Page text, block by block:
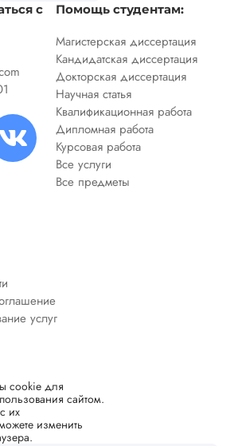
с
Помощь студентам:
Магистерская диссертация
Кандидатская диссертация
Докторская диссертация
Научная статья
Квалификационная работа
Дипломная работа
Курсовая работа
Все услуги
Все предметы
услуг
cookie для
сайтом.
их
изменить